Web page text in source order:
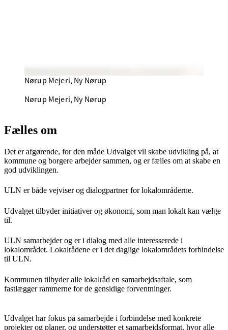
Nørup Mejeri, Ny Nørup
Nørup Mejeri, Ny Nørup
Fælles om
Det er afgørende, for den måde Udvalget vil skabe udvikling på, at
kommune og borgere arbejder sammen, og er fælles om at skabe en
god udviklingen.
ULN er både vejviser og dialogpartner for lokalområderne.
Udvalget tilbyder initiativer og økonomi, som man lokalt kan vælge
til.
ULN samarbejder og er i dialog med alle interesserede i
lokalområdet. Lokalrådene er i det daglige lokalområdets forbindelse
til ULN.
Kommunen tilbyder alle lokalråd en samarbejdsaftale, som
fastlægger rammerne for de gensidige forventninger.
Udvalget har fokus på samarbejde i forbindelse med konkrete
projekter og planer, og understøtter et samarbejdsformat, hvor alle